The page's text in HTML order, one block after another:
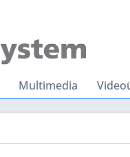
Multimedia